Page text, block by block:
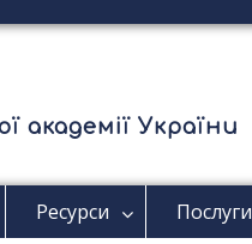
академії України
Ресурси Послуги